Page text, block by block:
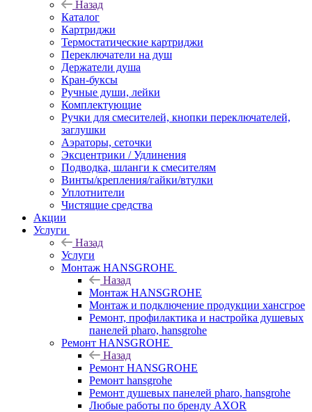
Назад
Каталог
Картриджи
Термостатические картриджи
Переключатели на душ
Держатели душа
Кран-буксы
Ручные души, лейки
Комплектующие
Ручки для смесителей, кнопки переключателей,
заглушки
Аэраторы, сеточки
Эксцентрики / Удлинения
Подводка, шланги к смесителям
Винты/крепления/гайки/втулки
Уплотнители
Чистящие средства
Акции
Услуги
Назад
Услуги
Монтаж HANSGROHE
Назад
Монтаж HANSGROHE
Монтаж и подключение продукции хансгрое
Ремонт, профилактика и настройка душевых
панелей pharo, hansgrohe
Ремонт HANSGROHE
Назад
Ремонт HANSGROHE
Ремонт hansgrohe
Ремонт душевых панелей pharo, hansgrohe
Любые работы по бренду AXOR